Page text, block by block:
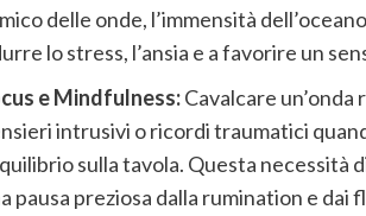
delle onde, l’immensità
lo stress, l’ansia e a favorire un
e Mindfulness:Cavalcare un’onda
intrusivi o ricordi traumatici
sulla tavola. Questa necessità
pausa preziosa dalla rumination e